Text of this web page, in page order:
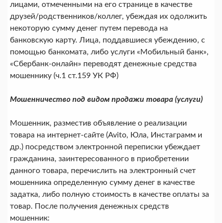
лицами, отмеченными на его странице в качестве
друзей/родственников/коллег, убеждая их одолжить
некоторую сумму денег путем перевода на
банковскую карту. Лица, поддавшиеся убеждению, с
помощью банкомата, либо услуги «Мобильный банк»,
«Сбербанк-онлайн» переводят денежные средства
мошеннику (ч.1 ст.159 УК РФ)
Мошенничество под видом продажи товара (услуги)
Мошенник, разместив объявление о реализации
товара на интернет-сайте (Avito, Юла, Инстаграмм и
др.) посредством электронной переписки убеждает
гражданина, заинтересованного в приобретении
данного товара, перечислить на электронный счет
мошенника определенную сумму денег в качестве
задатка, либо полную стоимость в качестве оплаты за
товар. После получения денежных средств
мошенник: